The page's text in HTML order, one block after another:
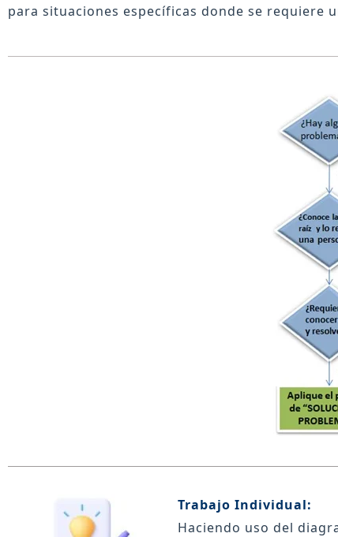
para situaciones específicas donde se requiere
Trabajo Individual:
Haciendo uso del